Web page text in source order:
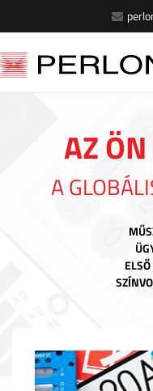
AZ
A